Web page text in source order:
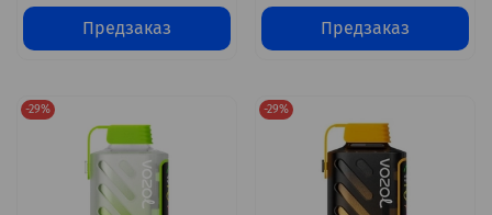
Предзаказ Предзаказ
-29% -29%